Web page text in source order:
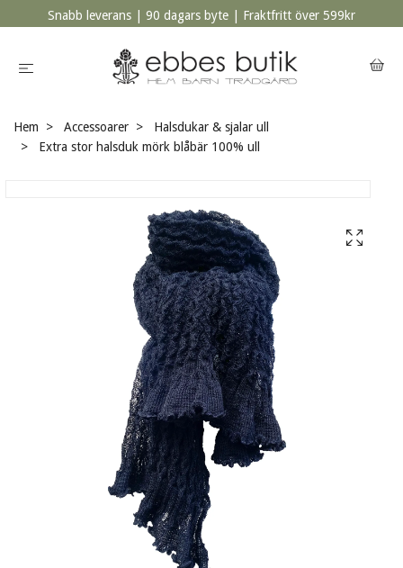
Snabb leverans | 90 dagars byte | Fraktfritt över 599kr
Hem Accessoarer
Halsdukar & sjalar ull
Extra stor halsduk mörk blåbär 100% ull